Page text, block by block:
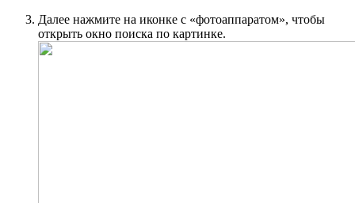
Далее нажмите на иконке с «фотоаппаратом», чтобы
открыть окно поиска по картинке.